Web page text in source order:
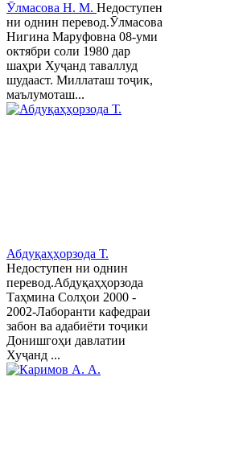
Ӯлмасова Н. М. Недоступен
ни однин перевод.Ӯлмасова
Нигина Маруфовна 08-уми
октябри соли 1980 дар
шаҳри Хуҷанд таваллуд
шудааст. Миллаташ тоҷик,
маълумоташ...
Абдуқаҳҳорзода Т.
Недоступен ни однин
перевод.Абдуқаҳҳорзода
Таҳмина Солҳои 2000 -
2002-Лаборанти кафедраи
забон ва адабиёти тоҷики
Донишгоҳи давлатии
Хуҷанд ...